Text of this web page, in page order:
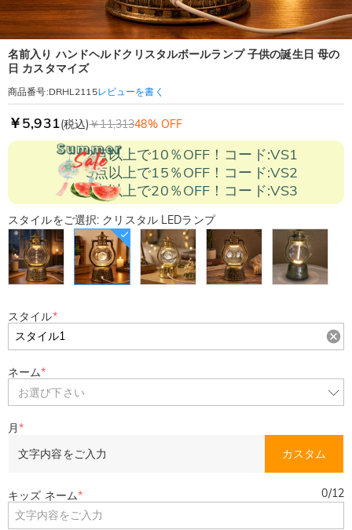
名前入り ハンドヘルドクリスタルボールランプ 子供の誕生日 母の
日 カスタマイズ
商品番号:DRHL2115レビューを書く
￥5,931(税込)￥11,31348% OFF
2点以上で10％OFF！コード:VS1
3点以上で15％OFF！コード:VS2
5点以上で20％OFF！コード:VS3
スタイルをご選択: クリスタル LEDランプ
スタイル*
ネーム*
お選び下さい
月*
文字内容をご入力
カスタム
キッズ ネーム* 0/12